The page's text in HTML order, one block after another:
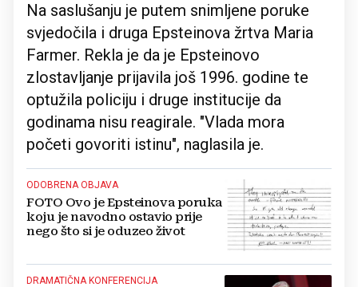
Na saslušanju je putem snimljene poruke
svjedočila i druga Epsteinova žrtva Maria
Farmer. Rekla je da je Epsteinovo
zlostavljanje prijavila još 1996. godine te
optužila policiju i druge institucije da
godinama nisu reagirale. "Vlada mora
početi govoriti istinu", naglasila je.
ODOBRENA OBJAVA
FOTO Ovo je Epsteinova poruka
koju je navodno ostavio prije
nego što si je oduzeo život
DRAMATIČNA KONFERENCIJA